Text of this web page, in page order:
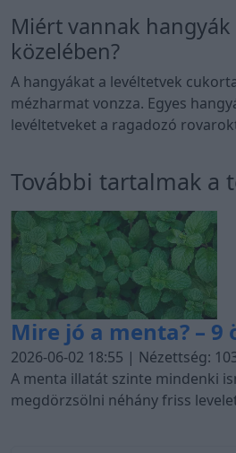
Miért vannak
közelében?
A hangyákat a levéltetvek
mézharmat vonzza. Egyes
levéltetveket a ragadozó
További tartalmak a
Mire jó a menta? –
felhasználására a
háztartásban és a
mindennapokban
2026-06-02 18:55 | Nézettség:
A menta illatát szinte mindenki
megdörzsölni néhány friss
máris érezhető a jellegzetes,